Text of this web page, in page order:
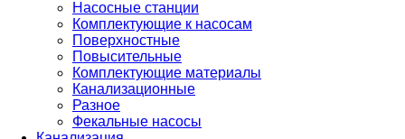
Насосные станции
Комплектующие к насосам
Поверхностные
Повысительные
Комплектующие материалы
Канализационные
Разное
Фекальные насосы